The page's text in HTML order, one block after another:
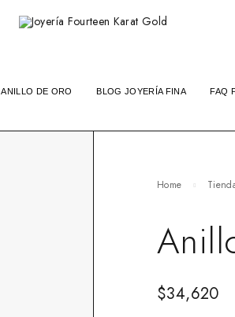
ANILLO DE ORO BLOG JOYERÍA FINA FAQ
Home
$34,620